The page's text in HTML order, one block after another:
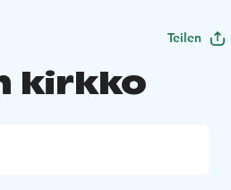
Teilen
kirkko